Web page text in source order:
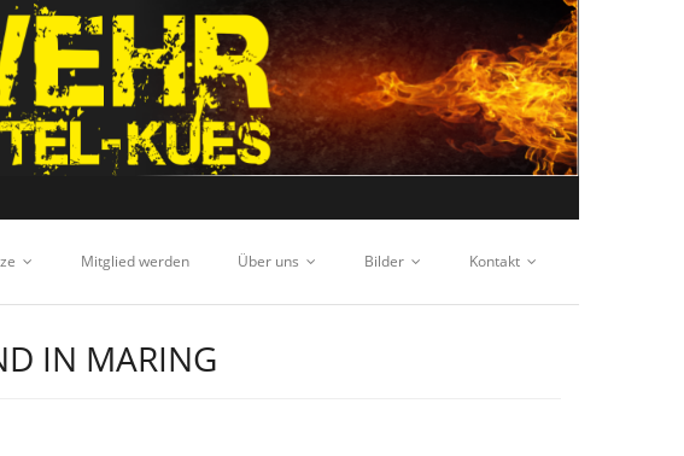
Mitglied werden Über uns Bilder Kontakt
IN MARING